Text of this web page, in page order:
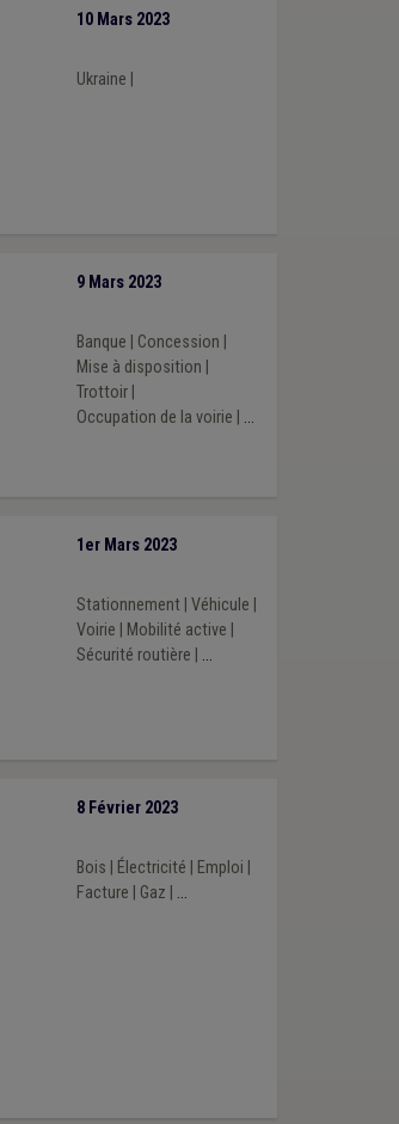
10 Mars 2023
Ukraine
9 Mars 2023
Banque Concession
Mise à disposition
Trottoir|
Occupation de la voirie
...
1er Mars 2023
Stationnement| Véhicule
Voirie
Mobilité active
Sécurité routière
...
8 Février 2023
Bois Électricité Emploi
Facture
Gaz ...